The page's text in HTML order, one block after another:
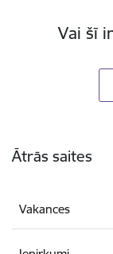
Vai šī
Ātrās saites
Vakances